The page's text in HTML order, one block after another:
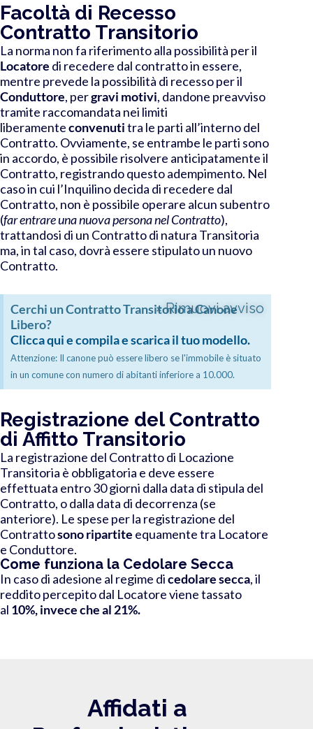
Facoltà di Recesso
Contratto Transitorio
La norma non fa riferimento alla possibilità per il
Locatore di recedere dal contratto in essere,
mentre prevede la possibilità di recesso per il
Conduttore, pergravi motivi, dandone preavviso
tramite raccomandata nei limiti
liberamenteconvenutitra le parti all’interno del
Contratto. Ovviamente, se entrambe le parti sono
in accordo, è possibile risolvere anticipatamente il
Contratto, registrando questo adempimento. Nel
caso in cui l’Inquilino decida di recedere dal
Contratto, non è possibile operare alcun subentro
(far entrare una nuova persona nel Contratto),
trattandosi di un Contratto di natura Transitoria
ma, in tal caso, dovrà essere stipulato un nuovo
Contratto.
Cerchi un Contratto Transitorio a Canone
Libero?
Clicca qui e compila e scarica il tuo modello.
Attenzione: Il canone può essere libero se l'immobile è situato
in un comune con numero di abitanti inferiore a 10.000.
× Rimuovi avviso
Registrazione del Contratto
di Affitto Transitorio
La registrazione del Contratto di Locazione
Transitoria è obbligatoria e deve essere
effettuata entro 30 giorni dalla data di stipula del
Contratto, o dalla data di decorrenza (se
anteriore). Le spese per la registrazione del
Contrattosono ripartite equamentetra Locatore
e Conduttore.
Come funziona la Cedolare Secca
In caso di adesione al regime dicedolare secca, il
reddito percepito dal Locatore viene tassato
al 10%, invece che al 21%.
Affidati a